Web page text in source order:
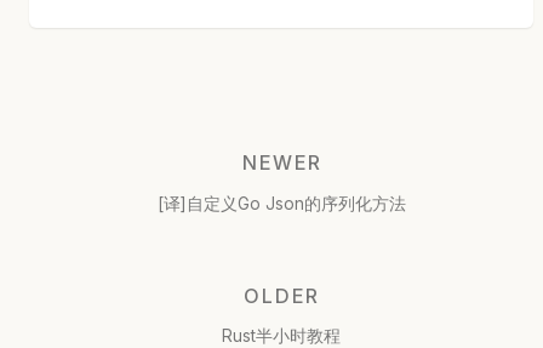
NEWER
[译]自定义Go Json的序列化方法
OLDER
Rust半小时教程